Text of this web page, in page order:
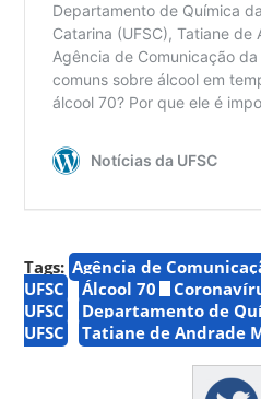
Tags: Agência de
UFSC
Álcool 70
UFSC
Departamento de
UFSC
Tatiane de Andrade